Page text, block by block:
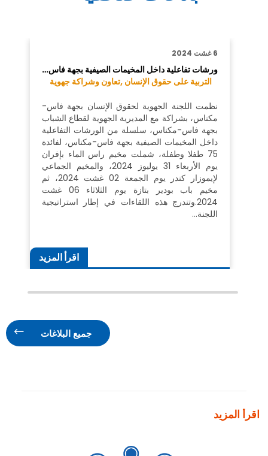
6 غشت 2024
ورشات تفاعلية داخل المخيمات الصيفية بجهة فاس…
التربية على حقوق الإنسان ,تعاون وشراكة جهوية
نظمت اللجنة الجهوية لحقوق الإنسان بجهة فاس-
مكناس، بشراكة مع المديرية الجهوية لقطاع الشباب
بجهة فاس-مكناس، سلسلة من الورشات التفاعلية
داخل المخيمات الصيفية بجهة فاس-مكناس، لفائدة
75 طفلا وطفلة، شملت مخيم راس الماء بإفران
يوم الأربعاء 31 يوليوز 2024، والمخيم الجماعي
لإيموزار كندر يوم الجمعة 02 غشت 2024، ثم
مخيم باب بودير بتازة يوم الثلاثاء 06 غشت
2024.وتندرج هذه اللقاءات في إطار استراتيجية
اللجنة…
اقرأ المزيد
جميع البلاغات
اقرأ المزيد